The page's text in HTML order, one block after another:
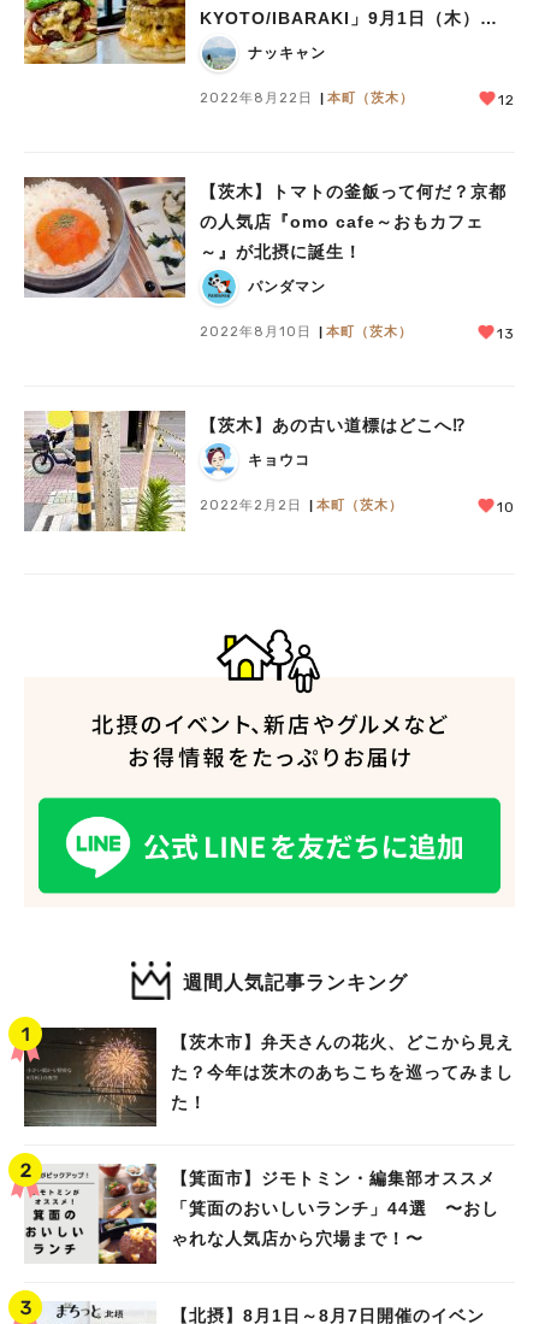
KYOTO/IBARAKI」9月1日（木）オ
ープンナッキャン
2022年8月22日 本町（茨木） 12
【茨木】トマトの釜飯って何だ？京都
の人気店『omo cafe～おもカフェ
～』が北摂に誕生！
パンダマン
2022年8月10日 本町（茨木） 13
【茨木】あの古い道標はどこへ⁉︎
キョウコ
2022年2月2日 本町（茨木） 10
週間人気記事ランキング
【茨木市】弁天さんの花火、どこから見え
た？今年は茨木のあちこちを巡ってみまし
た！
【箕面市】ジモトミン・編集部オススメ
「箕面のおいしいランチ」44選 〜おし
ゃれな人気店から穴場まで！〜
【北摂】8月1日～8月7日開催のイベン
人気のキーワード
#今週どこいく？#自然とふれあう#ランチ #カフェ#まとめ
#教えたい／教えて投稿記事
#あなたはどっち？